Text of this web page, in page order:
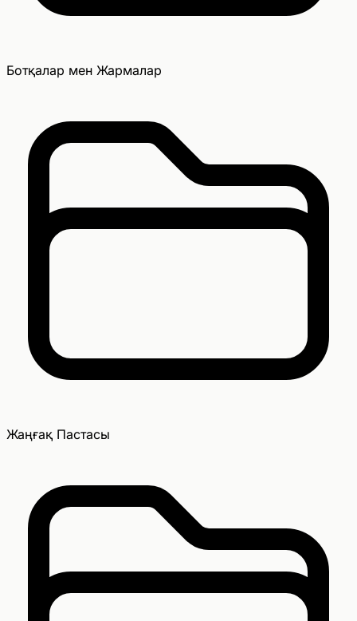
Ботқалар мен Жармалар
Жаңғақ Пастасы